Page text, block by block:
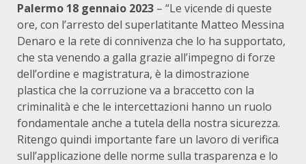
Palermo 18 gennaio 2023 – “Le vicende di queste
ore, con l’arresto del superlatitante Matteo Messina
Denaro e la rete di connivenza che lo ha supportato,
che sta venendo a galla grazie all’impegno di forze
dell’ordine e magistratura, è la dimostrazione
plastica che la corruzione va a braccetto con la
criminalità e che le intercettazioni hanno un ruolo
fondamentale anche a tutela della nostra sicurezza.
Ritengo quindi importante fare un lavoro di verifica
sull’applicazione delle norme sulla trasparenza e lo